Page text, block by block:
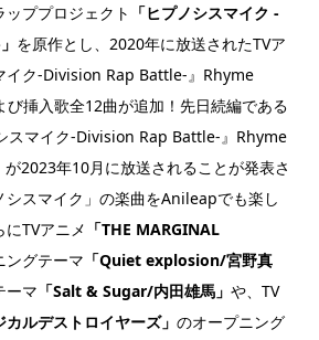
ププロジェクト 「ヒプノシスマイク -
を原作とし、2020年に放送されたTVア
イク-Division Rap Battle-』Rhyme
挿入歌全12曲が追加！先日続編である
スマイク-Division Rap Battle-』Rhyme
2023年10月に放送されることが発表さ
シスマイク」の楽曲をAnileapでも楽し
TVアニメ 「THE MARGINAL
ングテーマ 「Quiet explosion/宮野真
ーマ 「Salt & Sugar/内田雄馬」 や、TV
カルデストロイヤーズ」 のオープニング